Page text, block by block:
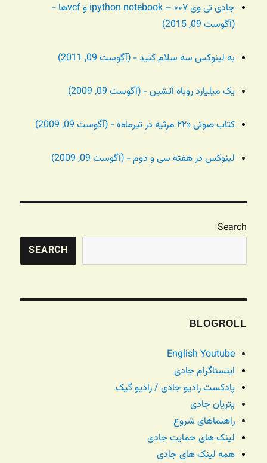
جادی تی وی ۰۰۷ – ipython notebook و vcfها -
(آگوست 09, 2015)
به لینوکس سه سلام کنید - (آگوست 09, 2011)
یک میلیارد روباه آتشین - (آگوست 09, 2009)
کتاب صوتی «۲۲ مرثیه در تیرماه» - (آگوست 09, 2009)
لینوکس در هفته سی و دوم - (آگوست 09, 2009)
Search
SEARCH
BLOGROLL
English Youtube
اینستاگرام جادی
پادکست رادیو جادی / رادیو گیک
پتریان جادی
راهنماهای شروع
لینک های حمایت جادی
همه لینک های جادی